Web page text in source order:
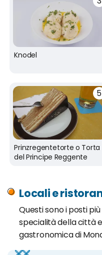
Knodel
Prinzregentetorte o Torta
del Principe Reggente
Locali e
Questi sono i posti
specialità della città
gastronomica di